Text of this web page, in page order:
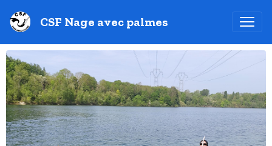
CSF Nage avec palmes